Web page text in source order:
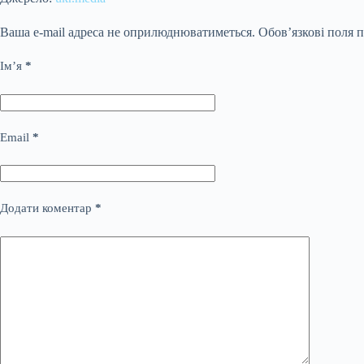
Ваша e-mail адреса не оприлюднюватиметься. Обов’язкові поля
Ім’я *
Email *
Додати коментар *